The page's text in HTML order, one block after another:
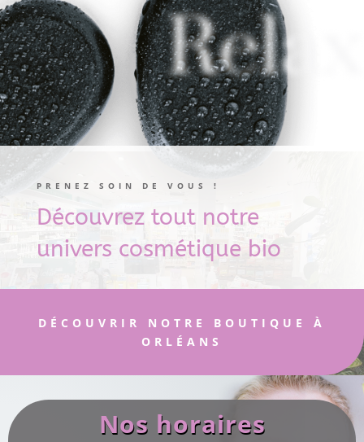
Relax
PRENEZ SOIN DE VOUS !
Découvrez tout notre
univers cosmétique bio
DÉCOUVRIR NOTRE BOUTIQUE À
ORLÉANS
Nos horaires